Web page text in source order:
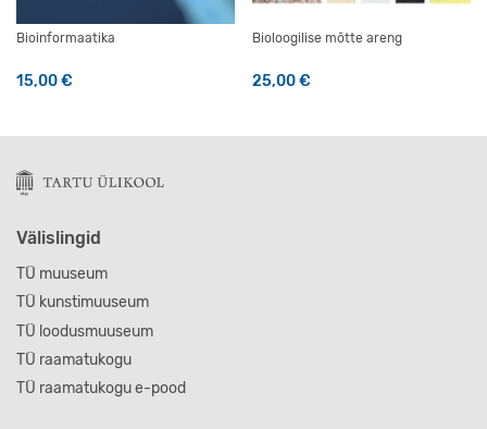
Bioinformaatika
15,00€
Bioloogilise mõtte areng
25,00€
Välislingid
TÜ muuseum
TÜ kunstimuuseum
TÜ loodusmuuseum
TÜ raamatukogu
TÜ raamatukogu e-pood